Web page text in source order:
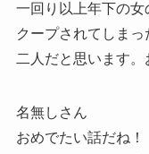
一回り以上年下の
クープされてしま
二人だと思います。
名無しさん
おめでたい話だね！